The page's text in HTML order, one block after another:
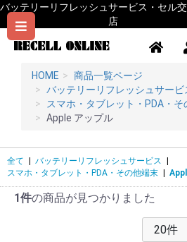
バッテリーリフレッシュサービス・セル
店
HOME
商品一覧ページ
バッテリーリフレッシュサービ
スマホ・タブレット・PDA・そ
Apple アップル
全て バッテリーリフレッシュサービス
スマホ・タブレット・PDA・その他端末
1件の商品が見つかりました